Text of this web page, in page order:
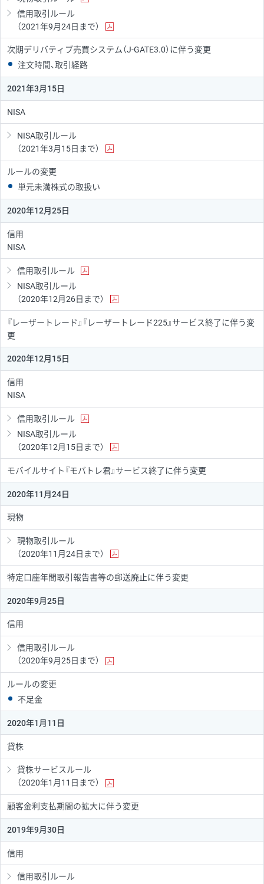
信用取引ルール
（2021年9月24日まで）
次期デリバティブ売買システム（J-GATE3.0）に伴う変更
注文時間、取引経路
2021年3月15日
NISA
NISA取引ルール
（2021年3月15日まで）
ルールの変更
単元未満株式の取扱い
2020年12月25日
信用
NISA
信用取引ルール
NISA取引ルール
（2020年12月26日まで）
『レーザートレード』『レーザートレード225』サービス終了に伴う変
更
2020年12月15日
信用
NISA
信用取引ルール
NISA取引ルール
（2020年12月15日まで）
モバイルサイト『モバトレ君』サービス終了に伴う変更
2020年11月24日
現物
現物取引ルール
（2020年11月24日まで）
特定口座年間取引報告書等の郵送廃止に伴う変更
2020年9月25日
信用
信用取引ルール
（2020年9月25日まで）
ルールの変更
不足金
2020年1月11日
貸株
貸株サービスルール
（2020年1月11日まで）
顧客金利支払期間の拡大に伴う変更
2019年9月30日
信用
信用取引ルール